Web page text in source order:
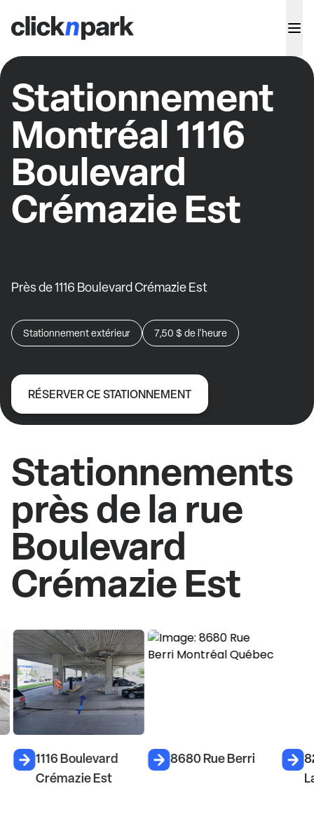
Stationnement
Montréal 1116
Boulevard
Crémazie Est
Près de 1116 Boulevard Crémazie Est
Stationnement extérieur 7,50 $ de l'heure
RÉSERVER CE STATIONNEMENT
Stationnements
près de la rue
Boulevard
Crémazie Est
1116 Boulevard
Crémazie Est
8680 Rue Berri